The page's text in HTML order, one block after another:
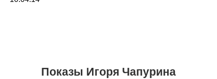
Показы Игоря Чапурина